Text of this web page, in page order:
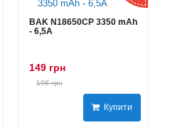
BAK N18650CP 3350 mAh
- 6,5А
149 грн
198 грн
Купити